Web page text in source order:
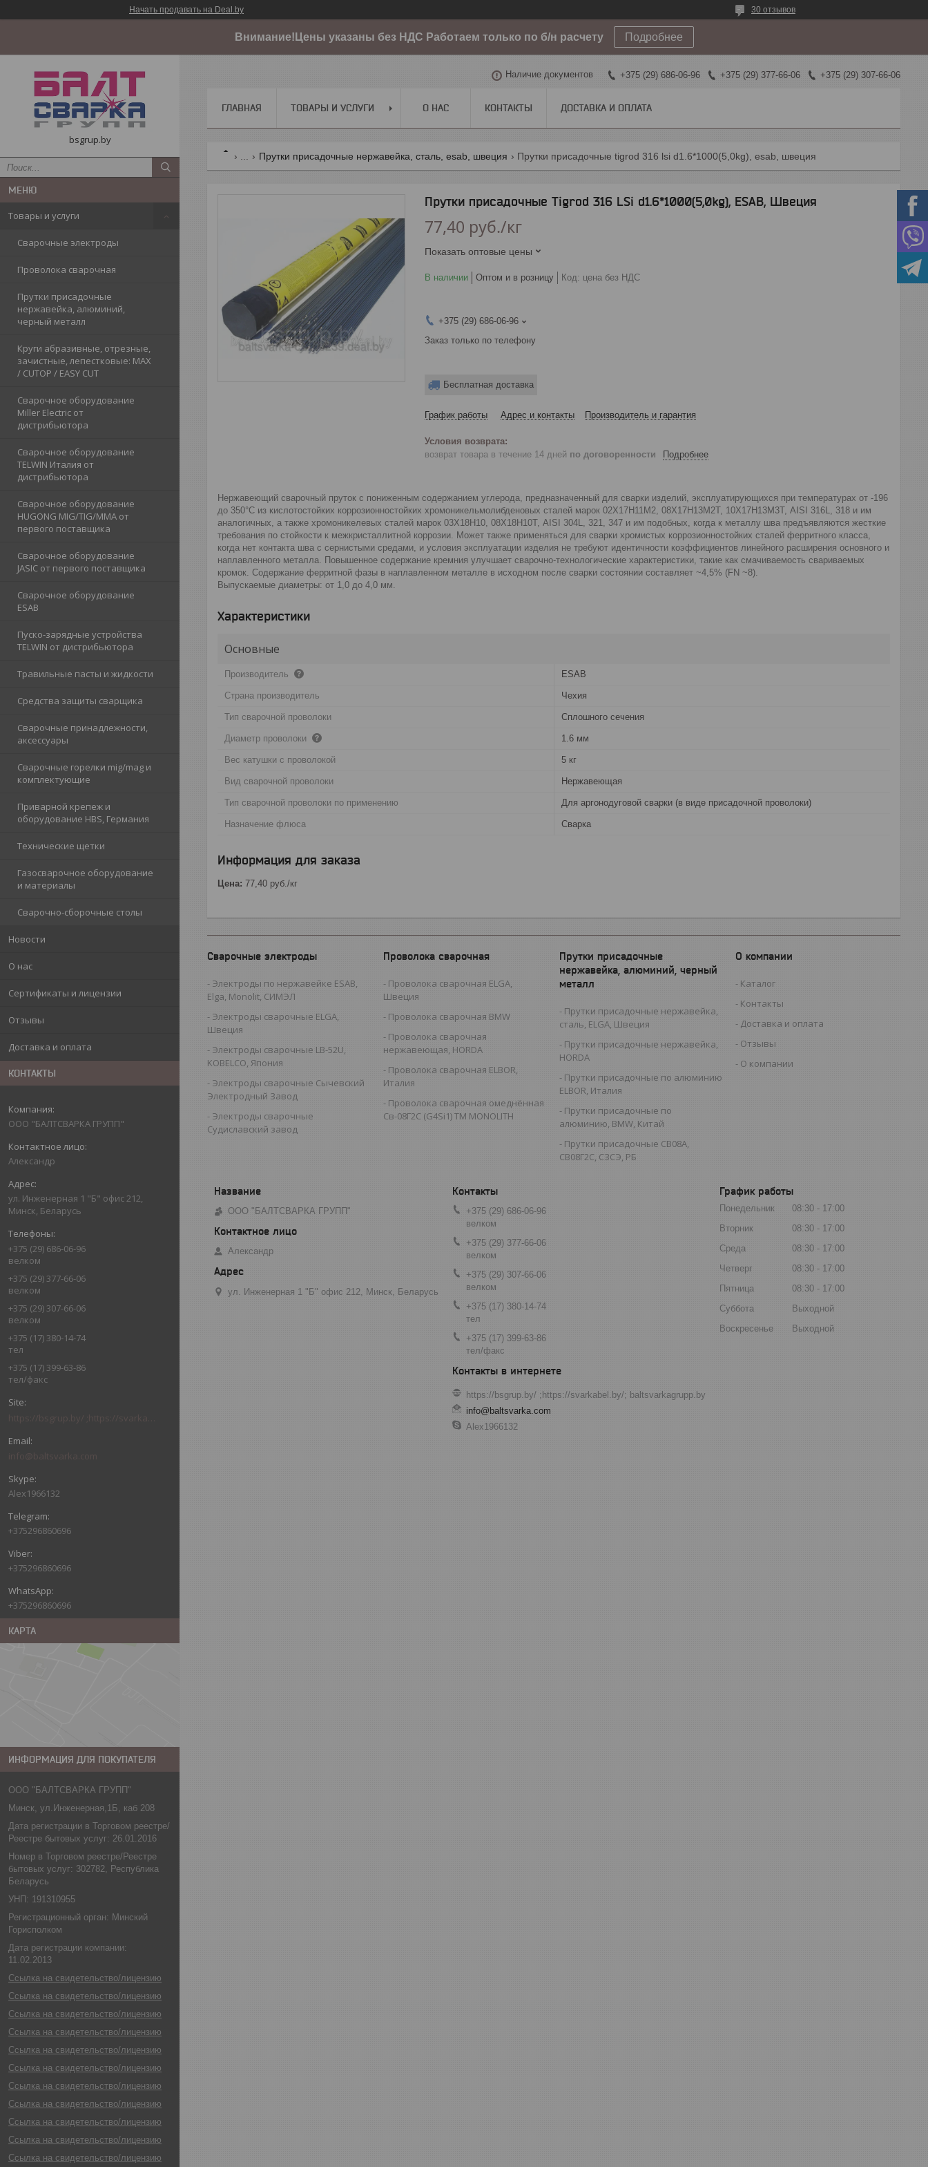
Начать продавать на Deal.by 30 отзывов
Внимание!Цены указаны без НДС Работаем только по б/н расчету Подробнее
bsgrup.by
Товары и услуги
Сварочные электроды
Проволока сварочная
Прутки присадочные
нержавейка, алюминий,
черный металл
Круги абразивные, отрезные,
зачистные, лепестковые: MAX
/ CUTOP / EASY CUT
Сварочное оборудование
Miller Electric от
дистрибьютора
Сварочное оборудование
TELWIN Италия от
дистрибьютора
Сварочное оборудование
HUGONG MIG/TIG/MMA от
первого поставщика
Сварочное оборудование
JASIC от первого поставщика
Сварочное оборудование
ESAB
Пуско-зарядные устройства
TELWIN от дистрибьютора
Травильные пасты и жидкости
Средства защиты сварщика
Сварочные принадлежности,
аксессуары
Сварочные горелки mig/mag и
комплектующие
Приварной крепеж и
оборудование HBS, Германия
Технические щетки
Газосварочное оборудование
и материалы
Сварочно-сборочные столы
Новости
О нас
Сертификаты и лицензии
Отзывы
Доставка и оплата
КОНТАКТЫ
ООО "БАЛТСВАРКА ГРУПП"
Александр
ул. Инженерная 1 "Б" офис 212,
Минск, Беларусь
+375 (29) 686-06-96
велком
+375 (29) 377-66-06
велком
+375 (29) 307-66-06
велком
+375 (17) 380-14-74
тел
+375 (17) 399-63-86
тел/факс
info@baltsvarka.com
Alex1966132
+375296860696
+375296860696
+375296860696
КАРТА
ИНФОРМАЦИЯ ДЛЯ ПОКУПАТЕЛЯ
ООО "БАЛТСВАРКА ГРУПП"
Минск, ул.Инженерная,1Б, каб 208
Дата регистрации в Торговом реестре/
Реестре бытовых услуг: 26.01.2016
Номер в Торговом реестре/Реестре
бытовых услуг: 302782, Республика
Беларусь
УНП: 191310955
Регистрационный орган: Минский
Горисполком
Дата регистрации компании:
11.02.2013
Ссылка на свидетельство/лицензию
Ссылка на свидетельство/лицензию
Ссылка на свидетельство/лицензию
Ссылка на свидетельство/лицензию
Ссылка на свидетельство/лицензию
Ссылка на свидетельство/лицензию
Ссылка на свидетельство/лицензию
Ссылка на свидетельство/лицензию
Ссылка на свидетельство/лицензию
Ссылка на свидетельство/лицензию
Ссылка на свидетельство/лицензию
Наличие документов +375 (29) 686-06-96 +375 (29) 377-66-06 +375 (29) 307-66-06
ГЛАВНАЯ ТОВАРЫ И УСЛУГИ О НАС КОНТАКТЫ ДОСТАВКА И ОПЛАТА
Прутки присадочные нержавейка, сталь, esab, швеция Прутки присадочные tigrod 316 lsi d1.6*1000(5,0kg), esab, швеция
Прутки присадочные Tigrod 316 LSi d1.6*1000(5,0kg), ESAB, Швеция
77,40 руб./кг
Показать оптовые цены
В наличии Оптом и в розницу Код: цена без НДС
+375 (29) 686-06-96
Заказ только по телефону
Бесплатная доставка
График работы Адрес и контакты Производитель и гарантия
возврат товара в течение 14 дней по договоренности Подробнее
Нержавеющий сварочный пруток с пониженным содержанием углерода, предназначенный для сварки изделий, эксплуатирующихся при температурах от -196
до 350°С из кислотостойких коррозионностойких хромоникельмолибденовых сталей марок 02Х17Н11М2, 08Х17Н13М2Т, 10Х17Н13М3Т, AISI 316L, 318 и им
аналогичных, а также хромоникелевых сталей марок 03Х18Н10, 08Х18Н10Т, AISI 304L, 321, 347 и им подобных, когда к металлу шва предъявляются жесткие
требования по стойкости к межкристаллитной коррозии. Может также применяться для сварки хромистых коррозионностойких сталей ферритного класса,
когда нет контакта шва с сернистыми средами, и условия эксплуатации изделия не требуют идентичности коэффициентов линейного расширения основного и
наплавленного металла. Повышенное содержание кремния улучшает сварочно-технологические характеристики, такие как смачиваемость свариваемых
кромок. Содержание ферритной фазы в наплавленном металле в исходном после сварки состоянии составляет ~4,5% (FN ~8).
Выпускаемые диаметры: от 1,0 до 4,0 мм.
Характеристики
Основные
Производитель ESAB
Страна производитель Чехия
Тип сварочной проволоки Сплошного сечения
Диаметр проволоки 1.6 мм
Вес катушки с проволокой 5 кг
Вид сварочной проволоки Нержавеющая
Тип сварочной проволоки по применению Для аргонодуговой сварки (в виде присадочной проволоки)
Назначение флюса Сварка
Информация для заказа
Цена: 77,40 руб. /кг
Сварочные электроды
Электроды по нержавейке ESAB,
Elga, Monolit, СИМЭЛ
Электроды сварочные ELGA,
Швеция
Электроды сварочные LB-52U,
KOBELCO, Япония
Электроды сварочные Сычевский
Электродный Завод
Электроды сварочные
Судиславский завод
Проволока сварочная
Проволока сварочная ELGA,
Швеция
Проволока сварочная BMW
Проволока сварочная
нержавеющая, HORDA
Проволока сварочная ELBOR,
Италия
Проволока сварочная омеднённая
Св-08Г2С (G4Si1) TM MONOLITH
Прутки присадочные
нержавейка, алюминий, черный
металл
Прутки присадочные нержавейка,
сталь, ELGA, Швеция
Прутки присадочные нержавейка,
HORDA
Прутки присадочные по алюминию
ELBOR, Италия
Прутки присадочные по
алюминию, BMW, Китай
Прутки присадочные СВ08А,
СВ08Г2С, СЗСЭ, РБ
О компании
Каталог
Контакты
Доставка и оплата
Отзывы
О компании
ООО "БАЛТСВАРКА ГРУПП"
Александр
ул. Инженерная 1 "Б" офис 212, Минск, Беларусь
+375 (29) 686-06-96
велком
+375 (29) 377-66-06
велком
+375 (29) 307-66-06
велком
+375 (17) 380-14-74
тел
+375 (17) 399-63-86
тел/факс
https://bsgrup.by/ ;https://svarkabel.by/; baltsvarkagrupp.by
info@baltsvarka.com
Alex1966132
График работы
Понедельник 08:30
17:00
Вторник
08:30
17:00
Среда
08:30
17:00
Четверг
08:30
17:00
Пятница
08:30
17:00
Суббота
Выходной
Воскресенье
Выходной